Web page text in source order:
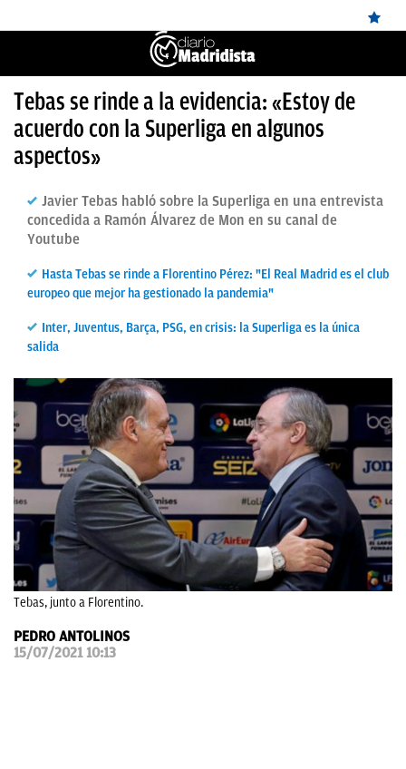
ÚLTIMAS
NOTICIAS
REAL
BALONCESTO
FICHAJES
DIRECTO
PAPARAZZI
OKDIARIO
Tebas se rinde a la evidencia: «Estoy de
acuerdo con la Superliga en algunos
aspectos»
Javier Tebas habló sobre la Superliga en una entrevista
concedida a Ramón Álvarez de Mon en su canal de
Youtube
Hasta Tebas se rinde a Florentino Pérez: "El Real Madrid es el club
europeo que mejor ha gestionado la pandemia"
Inter, Juventus, Barça, PSG, en crisis: la Superliga es la única
salida
Tebas, junto a Florentino.
PEDRO ANTOLINOS
15/07/2021 10:13